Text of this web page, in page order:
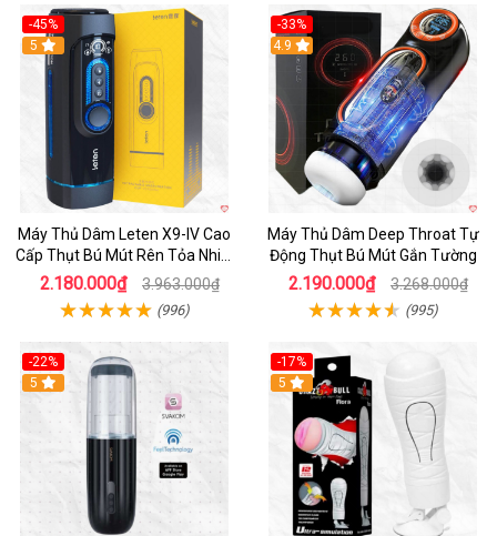
-45%
Hot
5
Máy Thủ Dâm Leten X9-IV Cao
Cấp Thụt Bú Mút Rên Tỏa Nhiệt
Sạc Pin
2.180.000₫ 3.963.000₫
(996)
-33%
Hot
4.9
Máy Thủ Dâm Deep Throat Tự
Động Thụt Bú Mút Gắn Tường
2.190.000₫ 3.268.000₫
(995)
-22%
5
-17%
5